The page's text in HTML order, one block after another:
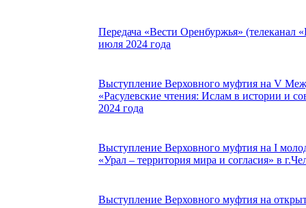
Передача «Вести Оренбуржья» (телеканал
июля 2024 года
Выступление Верховного муфтия на V
«Расулевские чтения: Ислам в истории и
2024 года
Выступление Верховного муфтия на I
«Урал – территория мира и согласия» в
Выступление Верховного муфтия на